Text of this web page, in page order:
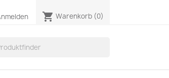
shopping_cart Warenkorb (0)